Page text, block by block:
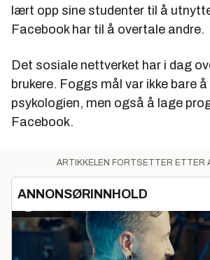
lært opp sine studenter til å
Facebook har til å overtale andre.
Det sosiale nettverket har i dag
brukere. Foggs mål var ikke bare
psykologien, men også å lage
Facebook.
ARTIKKELEN FORTSETTER ETTER
ANNONSØRINNHOLD